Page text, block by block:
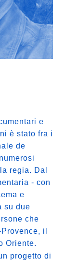
e
è stato fra i
de
regia. Dal
- con
e
su due
che
il
Oriente.
progetto di